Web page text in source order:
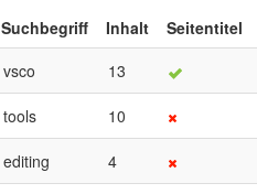
Suchbegriff Inhalt
Seitentitel
vsco
13
tools 10
editing 4